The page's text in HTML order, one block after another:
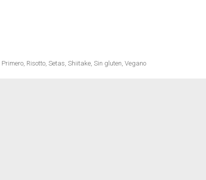
Primero, Risotto, Setas, Shiitake, Sin gluten, Vegano